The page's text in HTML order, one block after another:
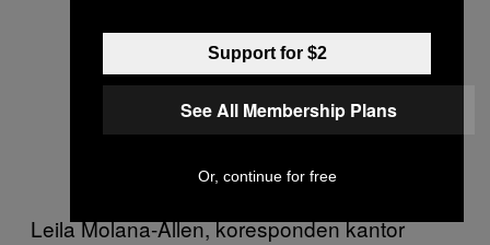
Leila Molana-Allen, koresponden kantor
Support for $2
See All Membership Plans
Or, continue for free